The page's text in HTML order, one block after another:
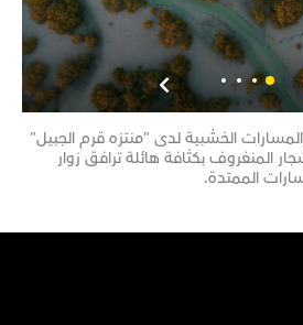
الخشبية لدى "منتزه قرم الجبيل"
المنغروف بكثافة هائلة ترافق زوار
الممتدة.